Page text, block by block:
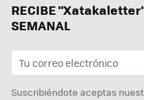
RECIBE
SEMANAL
Suscribiéndote aceptas